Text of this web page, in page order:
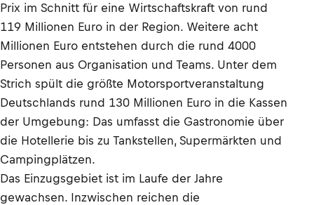
Prix im Schnitt für eine Wirtschaftskraft von rund
119 Millionen Euro in der Region. Weitere acht
Millionen Euro entstehen durch die rund 4000
Personen aus Organisation und Teams. Unter dem
Strich spült die größte Motorsportveranstaltung
Deutschlands rund 130 Millionen Euro in die Kassen
der Umgebung: Das umfasst die Gastronomie über
die Hotellerie bis zu Tankstellen, Supermärkten und
Campingplätzen.
Das Einzugsgebiet ist im Laufe der Jahre
gewachsen. Inzwischen reichen die